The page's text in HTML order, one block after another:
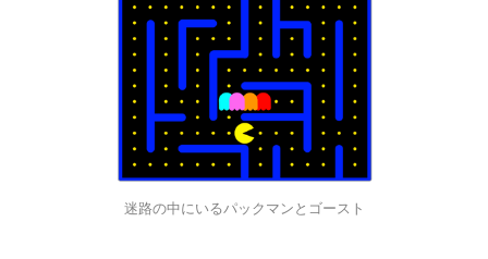
迷路の中にいるパックマンとゴースト